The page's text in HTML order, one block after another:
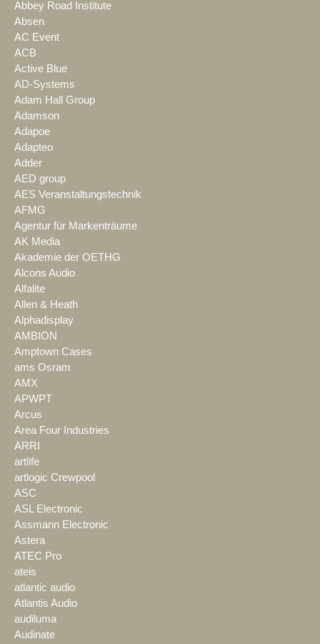
Abbey Road Institute
Absen
AC Event
ACB
Active Blue
AD-Systems
Adam Hall Group
Adamson
Adapoe
Adapteo
Adder
AED group
AES Veranstaltungstechnik
AFMG
Agentur für Markenträume
AK Media
Akademie der OETHG
Alcons Audio
Alfalite
Allen & Heath
Alphadisplay
AMBION
Amptown Cases
ams Osram
AMX
APWPT
Arcus
Area Four Industries
ARRI
artlife
artlogic Crewpool
ASC
ASL Electronic
Assmann Electronic
Astera
ATEC Pro
ateis
atlantic audio
Atlantis Audio
audiluma
Audinate